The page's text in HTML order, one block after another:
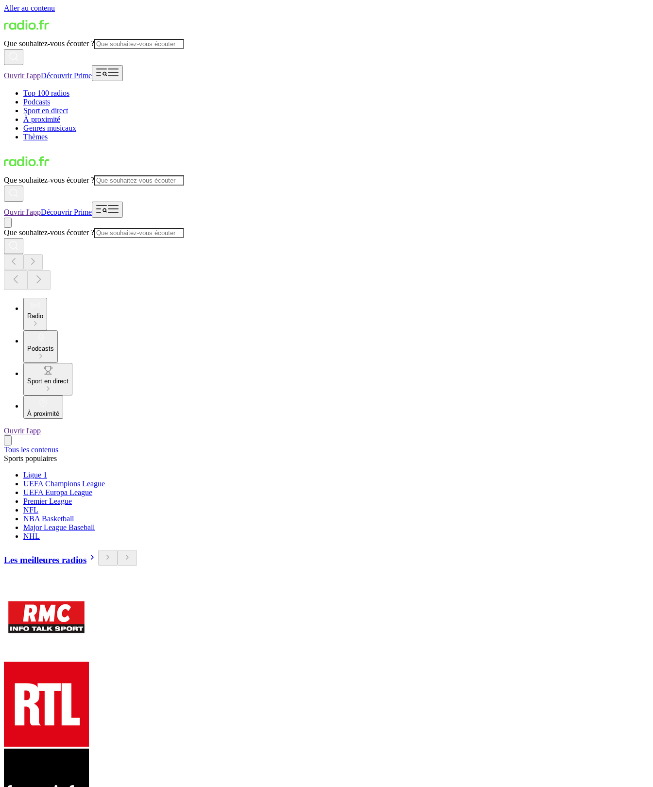
Aller au contenu
Que souhaitez-vous écouter ?
Ouvrir l'appDécouvrir Prime
Top 100 radios
Podcasts
Sport en direct
À proximité
Genres musicaux
Thèmes
Que souhaitez-vous écouter ?
Ouvrir l'appDécouvrir Prime
Que souhaitez-vous écouter ?
Radio
Podcasts
Sport en direct
À proximité
Ouvrir l'app
Tous les contenus
Sports populaires
Ligue 1
UEFA Champions League
UEFA Europa League
Premier League
NFL
NBA Basketball
Major League Baseball
NHL
Les meilleures radios